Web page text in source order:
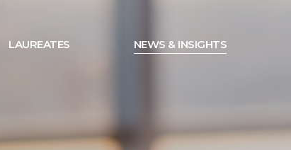
LAUREATES NEWS & INSIGHTS